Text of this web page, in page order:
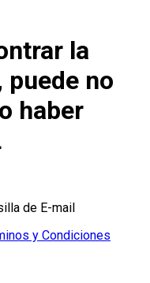
la
no
haber
de E-mail
y Condiciones